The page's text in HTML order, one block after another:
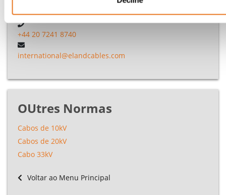
Precisa de ajuda?
+44 20 7241 8740
international@elandcables.com
OUtres Normas
Cabos de 10kV
Cabos de 20kV
Cabo 33kV
Voltar ao Menu Principal